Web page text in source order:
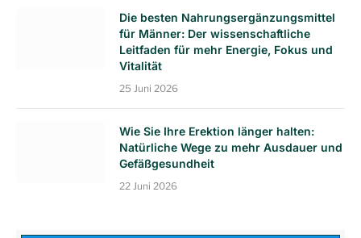
Die besten Nahrungsergänzungsmittel
für Männer: Der wissenschaftliche
Leitfaden für mehr Energie, Fokus und
Vitalität
25 Juni 2026
Wie Sie Ihre Erektion länger halten:
Natürliche Wege zu mehr Ausdauer und
Gefäßgesundheit
22 Juni 2026